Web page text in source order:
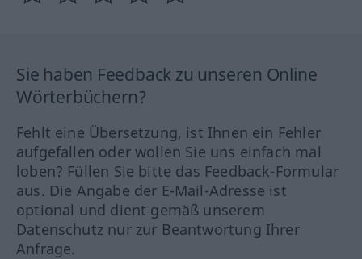
Sie haben Feedback zu unseren Online
Wörterbüchern?
Fehlt eine Übersetzung, ist Ihnen ein Fehler
aufgefallen oder wollen Sie uns einfach mal
loben? Füllen Sie bitte das Feedback-Formular
aus. Die Angabe der E-Mail-Adresse ist
optional und dient gemäß unserem
Datenschutz nur zur Beantwortung Ihrer
Anfrage.